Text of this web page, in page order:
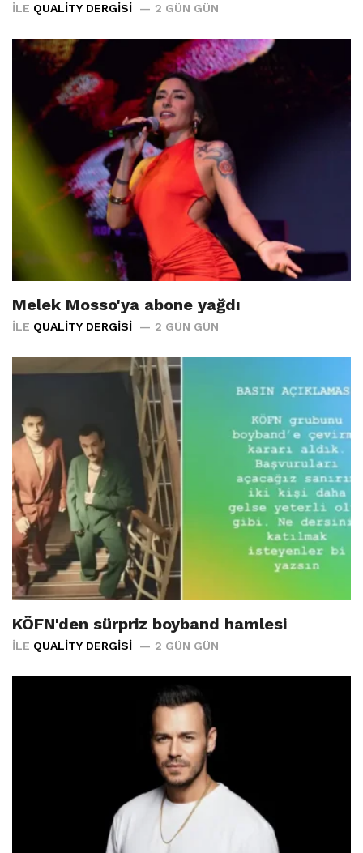
İLE QUALITY DERGISI 2 GÜN GÜN
Melek Mosso'ya abone yağdı
İLE QUALITY DERGISI 2 GÜN GÜN
KÖFN'den sürpriz boyband hamlesi
İLE QUALITY DERGISI 2 GÜN GÜN